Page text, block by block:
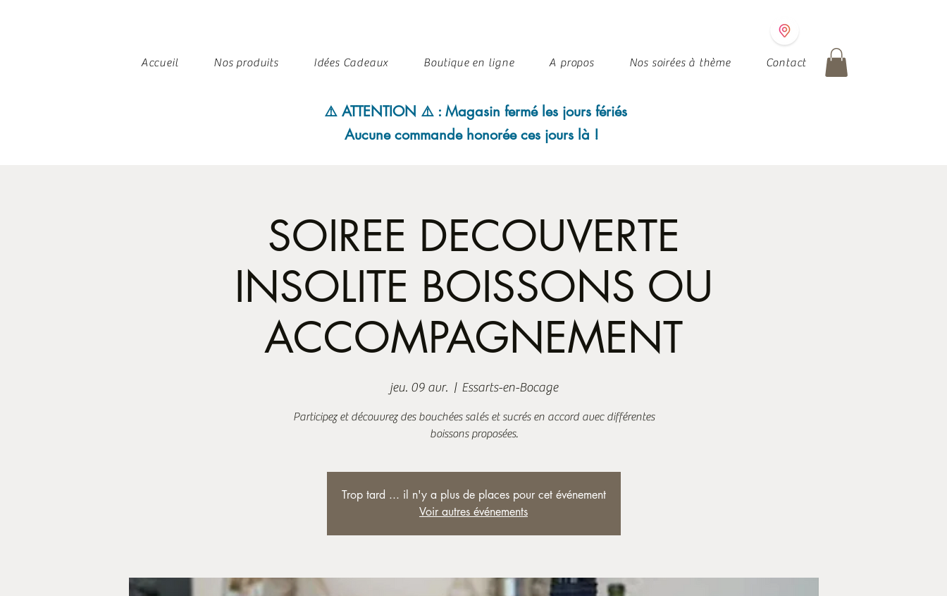
Accueil Nos produits Idées Cadeaux Boutique en ligne A propos Nos soirées à thème Contact
⚠️ ATTENTION ⚠️ : Magasin fermé les jours fériés
Aucune commande honorée ces jours là !
SOIREE DECOUVERTE
INSOLITE BOISSONS OU
ACCOMPAGNEMENT
jeu. 09 avr.
  |
Essarts-en-Bocage
Participez et découvrez des bouchées salés et sucrés en accord avec différentes
boissons proposées.
Trop tard ... il n'y a plus de places pour cet événement
Voir autres événements